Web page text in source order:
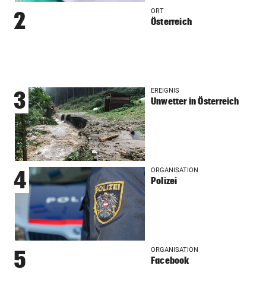
2 ORT
Österreich
3 EREIGNIS
Unwetter in Österreich
4 ORGANISATION
Polizei
5 ORGANISATION
Facebook